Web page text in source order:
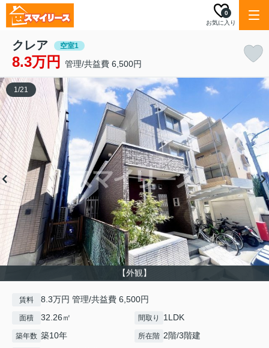
お気に入り
0
クレア 空室1
8.3万円 管理/共益費 6,500円
【外観】
1/21
賃料 8.3万円 管理/共益費 6,500円
面積 32.26㎡ 間取り 1LDK
築年数 築10年 所在階 2階/3階建